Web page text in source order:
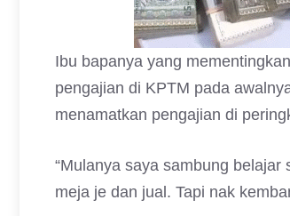
Ibu bapanya yang
pengajian di KPTM pada
menamatkan pengajian di
“Mulanya saya sambung
meja je dan jual. Tapi nak